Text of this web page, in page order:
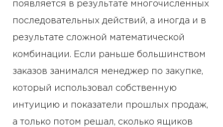
появляется в результате многочисленных
последовательных действий, а иногда и в
результате сложной математической
комбинации. Если раньше большинством
заказов занимался менеджер по закупке,
который использовал собственную
интуицию и показатели прошлых продаж,
а только потом решал, сколько ящиков